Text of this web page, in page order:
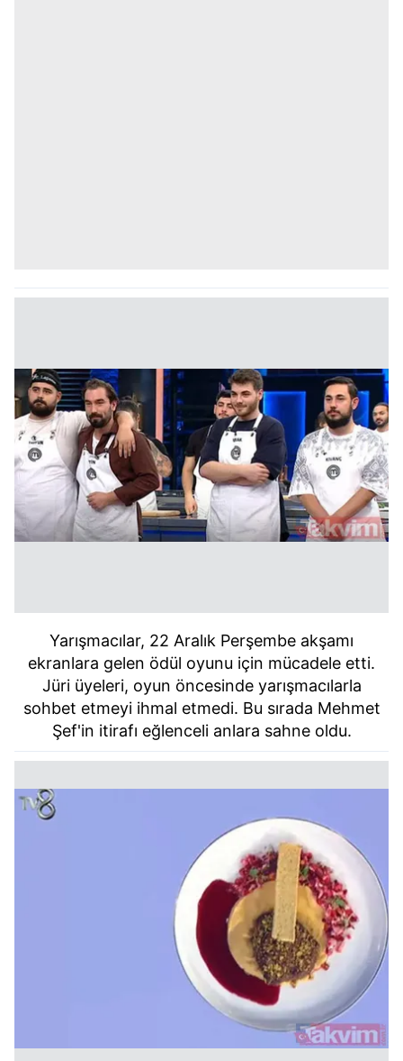
Yarışmacılar, 22 Aralık Perşembe akşamı
ekranlara gelen ödül oyunu için mücadele etti.
Jüri üyeleri, oyun öncesinde yarışmacılarla
sohbet etmeyi ihmal etmedi. Bu sırada Mehmet
Şef'in itirafı eğlenceli anlara sahne oldu.